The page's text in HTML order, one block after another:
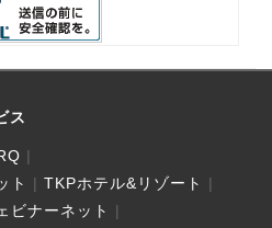
ス
ト
TKPホテル&リゾート
ビナーネット